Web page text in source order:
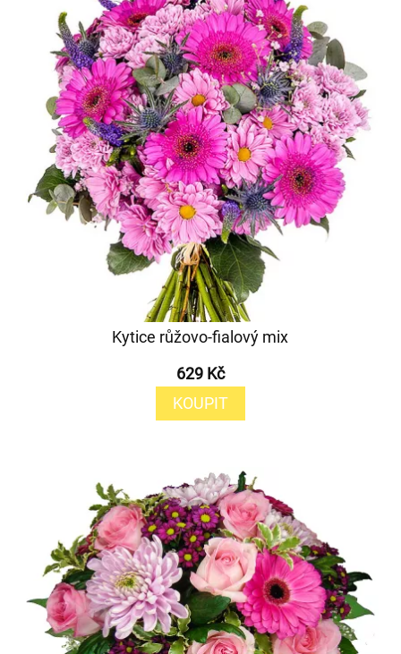
Kytice růžovo-fialový mix
629 Kč
KOUPIT